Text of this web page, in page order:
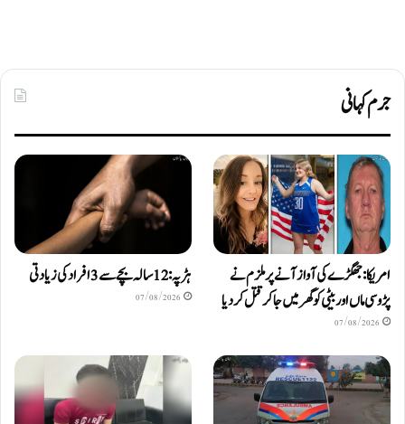
جرم کہانی
امریکا: جھگڑے کی آواز آنے پر ملزم نے
پڑوسی ماں اور بیٹی کو گھر میں جا کر قتل کر دیا
07/08/2026
ہڑپہ: 12 سالہ بچے سے 3 افراد کی زیادتی
07/08/2026